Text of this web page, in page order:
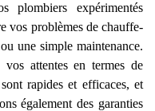
plombiers expérimentés
vos problèmes de chauffe-
une simple maintenance.
attentes en termes de
rapides et efficaces, et
également des garanties